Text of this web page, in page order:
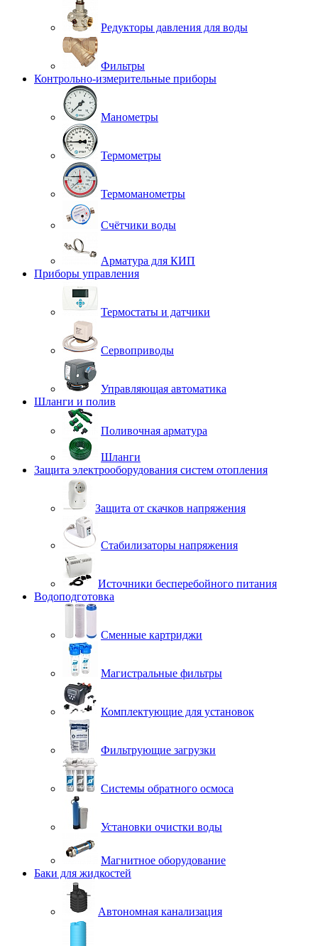
Редукторы давления для воды
Фильтры
Контрольно-измерительные приборы
Манометры
Термометры
Термоманометры
Счётчики воды
Арматура для КИП
Приборы управления
Термостаты и датчики
Сервоприводы
Управляющая автоматика
Шланги и полив
Поливочная арматура
Шланги
Защита электрооборудования систем отопления
Защита от скачков напряжения
Стабилизаторы напряжения
Источники бесперебойного питания
Водоподготовка
Сменные картриджи
Магистральные фильтры
Комплектующие для установок
Фильтрующие загрузки
Системы обратного осмоса
Установки очистки воды
Магнитное оборудование
Баки для жидкостей
Автономная канализация